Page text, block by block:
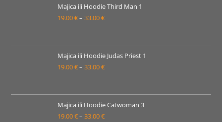
19.00 €
do
Majica ili Hoodie Third Man 1
19.00€– 33.00€Raspon
od
19.00 €
do
Majica ili Hoodie Judas Priest 1
19.00€– 33.00€Raspon
od
19.00 €
do
Majica ili Hoodie Catwoman 3
19.00€– 33.00€Raspon